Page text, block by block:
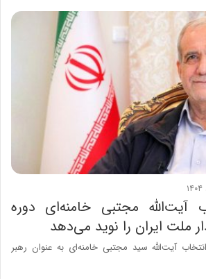
آیت‌الله مجتبی خامنه‌ای دوره
ملت ایران را نوید می‌دهد
آیت‌الله سید مجتبی خامنه‌ای به عنوان رهبر